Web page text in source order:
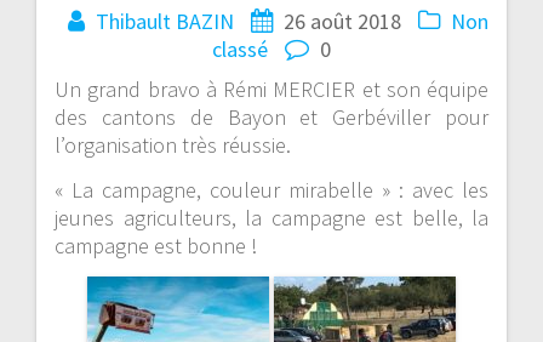
Thibault BAZIN 26 août 2018
Non
classé
0
Un grand bravo à Rémi MERCIER et son équipe
des cantons de Bayon et Gerbéviller pour
l’organisation très réussie.
« La campagne, couleur mirabelle » : avec les
jeunes agriculteurs, la campagne est belle, la
campagne est bonne !